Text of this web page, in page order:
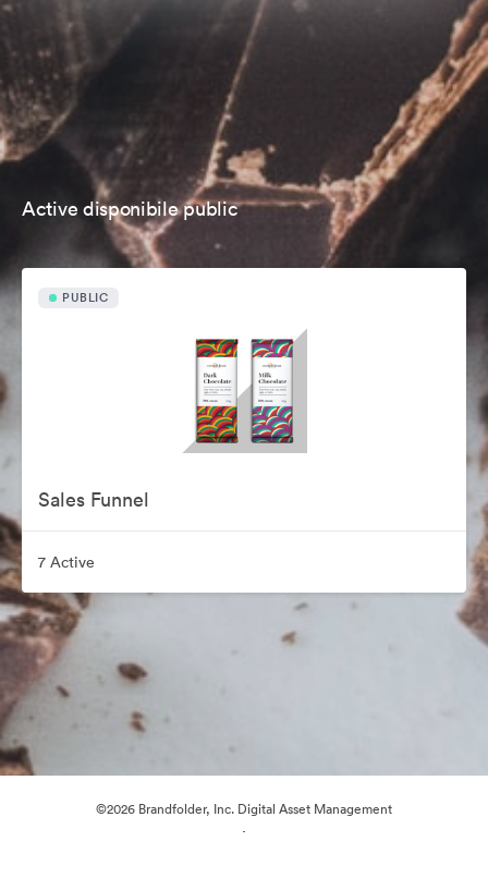
Active disponibile public
PUBLIC
Sales Funnel
7 Active
©2026 Brandfolder, Inc. Digital Asset Management
·